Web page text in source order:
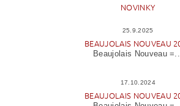
NOVINKY
25.9.2025
BEAUJOLAIS NOUVEAU
Beaujolais Nouveau =...
17.10.2024
BEAUJOLAIS NOUVEAU